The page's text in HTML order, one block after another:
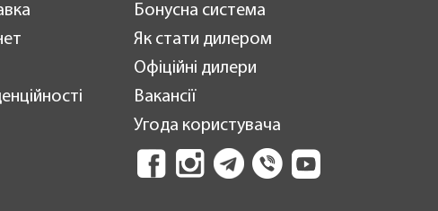
Бонусна система
Як стати дилером
Офіційні дилери
Вакансії
Угода користувача